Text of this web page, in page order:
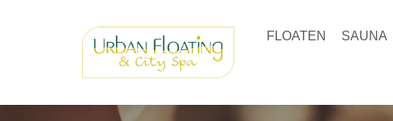
FLOATEN SAUNA